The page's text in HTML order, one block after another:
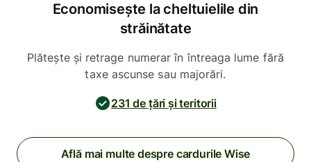
Economisește la cheltuielile din
străinătate
Plătește și retrage numerar în întreaga lume fără
taxe ascunse sau majorări.
231 de țări și teritorii
Află mai multe despre cardurile Wise